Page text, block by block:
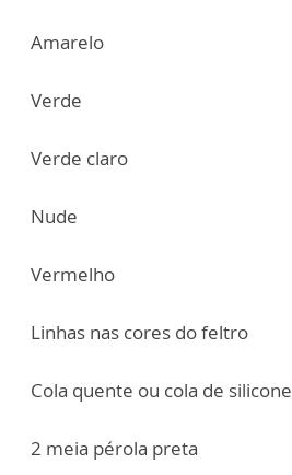
Amarelo
Verde
Verde claro
Nude
Vermelho
Linhas nas cores do feltro
Cola quente ou cola de silicone
2 meia pérola preta